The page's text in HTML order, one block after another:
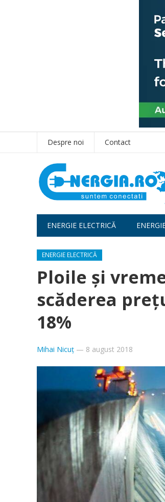
Despre noi Contact
ENERGIE ELECTRICĂ
ENERGIE ELECTRICĂ
Ploile şi
scăderea
18%
Mihai Nicuț — 8 august 2018